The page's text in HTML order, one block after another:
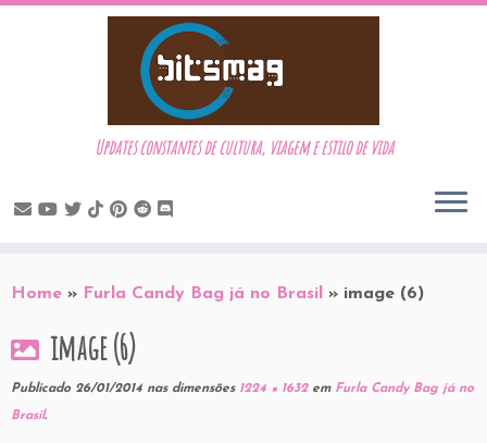
to
Updates constantes de cultura, viagem e estilo de vida
Home » Furla Candy Bag já no Brasil » image (6)
image (6)
Publicado 26/01/2014 nas dimensões1224 × 1632emFurla Candy Bag já no
Brasil.